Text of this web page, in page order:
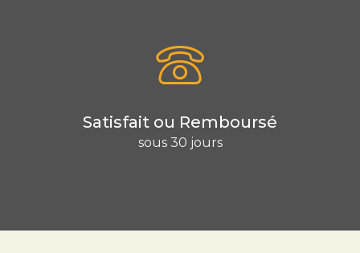
Satisfait ou Remboursé
sous 30 jours